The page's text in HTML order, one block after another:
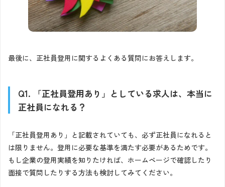
最後に、正社員登用に関するよくある質問にお答えします。
Q1. 「正社員登用あり」としている求人は、本当に
正社員になれる？
「正社員登用あり」と記載されていても、必ず正社員になれると
は限りません。登用に必要な基準を満たす必要があるためです。
もし企業の登用実績を知りたければ、ホームページで確認したり
面接で質問したりする方法も検討してみてください。